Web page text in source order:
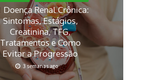
Doença Renal Crônica:
Sintomas, Estágios,
Creatinina, TFG,
Tratamentos e Como
Evitar a Progressão
3 semanas ago